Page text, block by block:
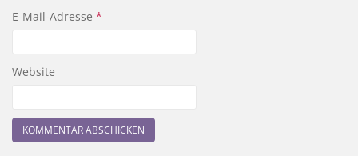
E-Mail-Adresse *
Website